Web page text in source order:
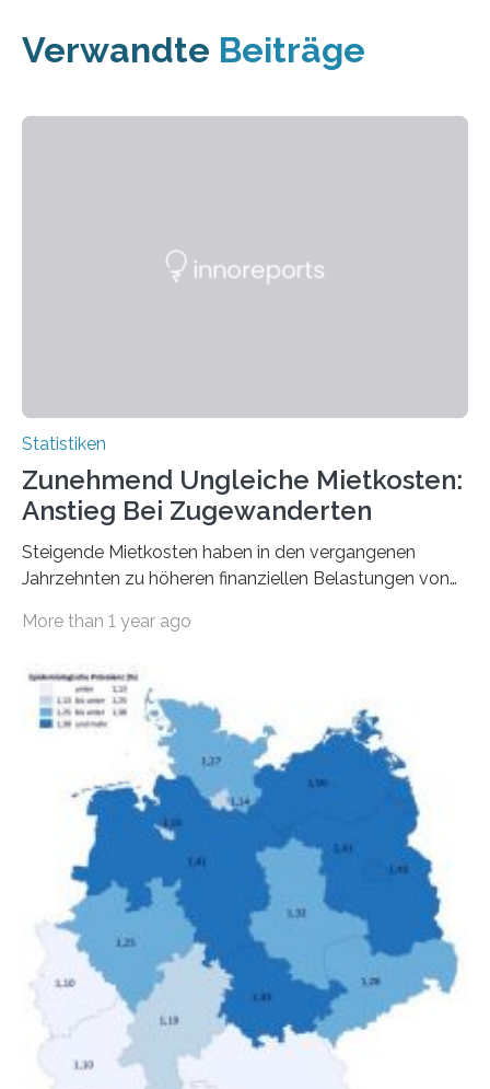
Verwandte Beiträge
Statistiken
Zunehmend Ungleiche Mietkosten:
Anstieg Bei Zugewanderten
Steigende Mietkosten haben in den vergangenen
Jahrzehnten zu höheren finanziellen Belastungen von
Bundesinstitut für Bevölkerungsforschung (BiB)
gesamten Einkommen zwischen 1990 und 2020 für
unterschiedliche Einkommensgruppen sowie für in
Deutschland geborene Menschen und Zugewanderte
verändert hat. Das Ergebnis: Während Personen mit
hohen Einkommen (oberstes Quintil der Verteilung der
Nettoäquivalenzeinkommen) nur einen moderaten
Anstieg des Mietanteils am Gesamteinkommen
hinnehmen mussten, nahm die Belastung bei
Menschen mit…
More than 1 year ago